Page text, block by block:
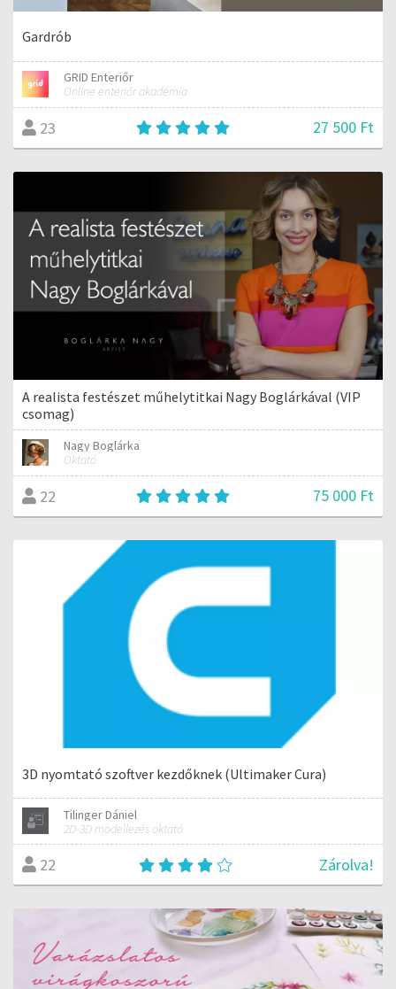
Gardrób
GRID Enteriőr
Online enteriőr akadémia
23 27 500 Ft
A realista festészet műhelytitkai Nagy Boglárkával (VIP
csomag)
Nagy Boglárka
Oktató
22 75 000 Ft
3D nyomtató szoftver kezdőknek (Ultimaker Cura)
Tilinger Dániel
2D-3D modellezés oktató
22 Zárolva!